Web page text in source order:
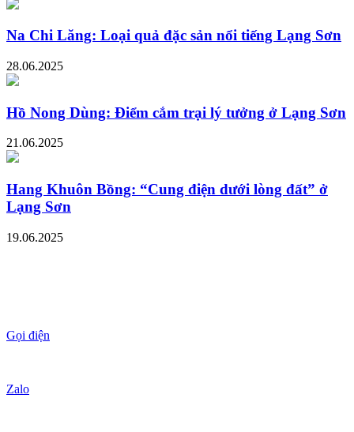
Na Chi Lăng: Loại quả đặc sản nổi tiếng Lạng Sơn
28.06.2025
Hồ Nong Dùng: Điểm cắm trại lý tưởng ở Lạng Sơn
21.06.2025
Hang Khuôn Bồng: “Cung điện dưới lòng đất” ở
Lạng Sơn
19.06.2025
Gọi điện
Zalo